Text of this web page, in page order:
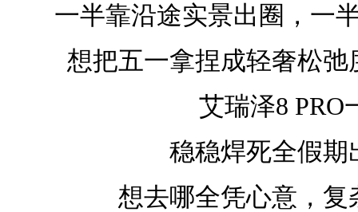
一半靠沿途实景出圈，一
想把五一拿捏成轻奢松
艾瑞泽8 PRO
稳稳焊死全假期
想去哪全凭心意，